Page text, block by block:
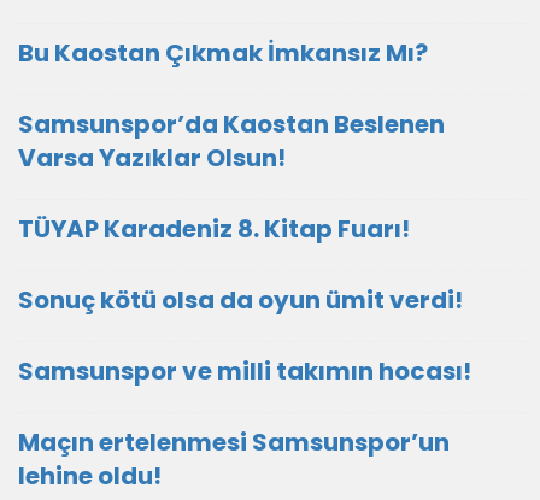
Bu Kaostan Çıkmak İmkansız Mı?
Samsunspor’da Kaostan Beslenen
Varsa Yazıklar Olsun!
TÜYAP Karadeniz 8. Kitap Fuarı!
Sonuç kötü olsa da oyun ümit verdi!
Samsunspor ve milli takımın hocası!
Maçın ertelenmesi Samsunspor’un
lehine oldu!